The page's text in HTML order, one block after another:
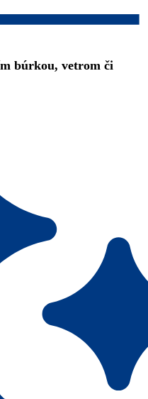
búrkou, vetrom či